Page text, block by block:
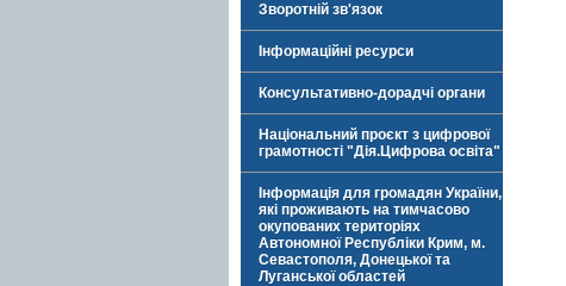
Зворотній зв'язок
Інформаційні ресурси
Консультативно-дорадчі органи
Національний проєкт з цифрової
грамотності "Дія.Цифрова освіта"
Інформація для громадян України,
які проживають на тимчасово
окупованих територіях
Автономної Республіки Крим, м.
Севастополя, Донецької та
Луганської областей